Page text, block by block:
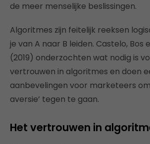
de meer menselijke beslissingen.
Algoritmes zijn feitelijk reeksen
je van A naar B leiden. Castelo, Bos
(2019) onderzochten wat nodig is
vertrouwen in algoritmes en doen
aanbevelingen voor marketeers
aversie’ tegen te gaan.
Het vertrouwen in